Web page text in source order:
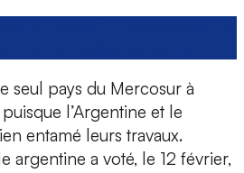
seul pays du Mercosur à
l’Argentine et le
entamé leurs travaux.
argentine a voté, le 12 février,